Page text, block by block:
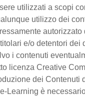
utilizzati a scopi
utilizzo dei
autorizzato
e/o detentori dei
i contenuti
licenza Creative
dei Contenuti
Learning è